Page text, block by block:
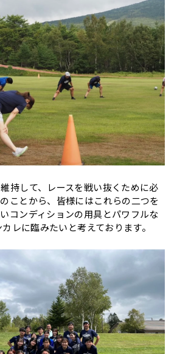
持して、レースを戦い抜くために必
ことから、皆様にはこれらの二つを
コンディションの用具とパワフルな
レに臨みたいと考えております。